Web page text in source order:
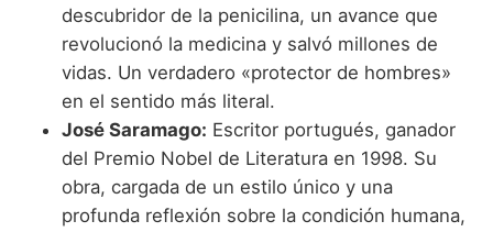
descubridor de la penicilina, un avance que
revolucionó la medicina y salvó millones de
vidas. Un verdadero «protector de hombres»
en el sentido más literal.
José Saramago: Escritor portugués, ganador
del Premio Nobel de Literatura en 1998. Su
obra, cargada de un estilo único y una
profunda reflexión sobre la condición humana,